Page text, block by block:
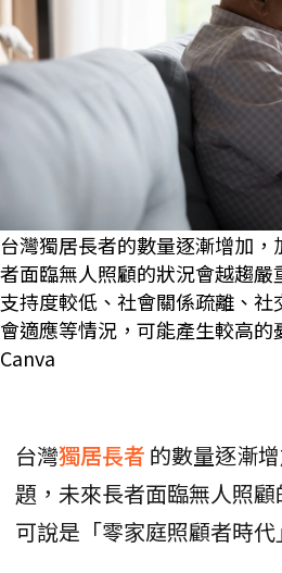
台灣獨居長者的數量逐漸增加
者面臨無人照顧的狀況會越趨
支持度較低、社會關係疏離、
會適應等情況，可能產生較高
Canva
台灣獨居長者 的數量逐漸
題，未來長者面臨無人照顧
可說是「零家庭照顧者時代